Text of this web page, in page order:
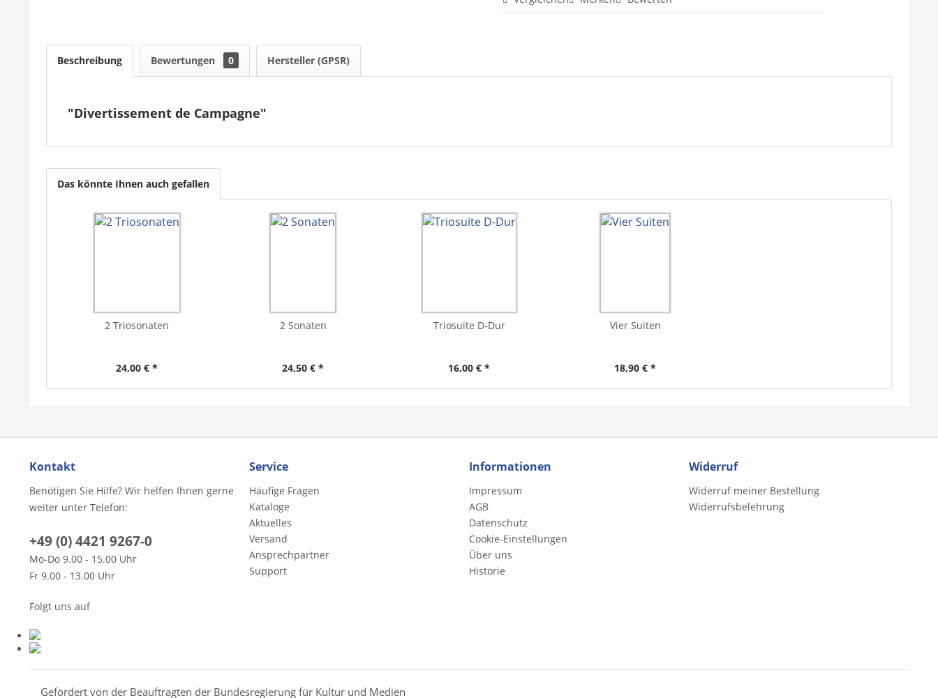
Beschreibung Bewertungen 0 Hersteller (GPSR)
"Divertissement de Campagne"
Das könnte Ihnen auch gefallen
2 Triosonaten
24,00 € *
2 Sonaten
24,50 € *
Triosuite D-Dur
16,00 € *
Vier Suiten
18,90 € *
Kontakt
Benötigen Sie Hilfe? Wir helfen Ihnen gerne
weiter unter Telefon:
+49 (0) 4421 9267-0
Mo-Do 9.00 - 15.00 Uhr
Fr 9.00 - 13.00 Uhr
Folgt uns auf
Service
Häufige Fragen
Kataloge
Aktuelles
Versand
Ansprechpartner
Support
Informationen
Impressum
AGB
Datenschutz
Cookie-Einstellungen
Über uns
Historie
Widerruf
Widerruf meiner Bestellung
Widerrufsbelehrung
Gefördert von der Beauftragten der Bundesregierung für Kultur und Medien